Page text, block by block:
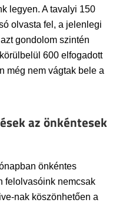
legyen. A tavalyi 150
olvasta fel, a jelenlegi
gondolom szintén
600 elfogadott
még nem vágtak bele a
az önkéntesek
önkéntes
felolvasóink nemcsak
nak köszönhetően a